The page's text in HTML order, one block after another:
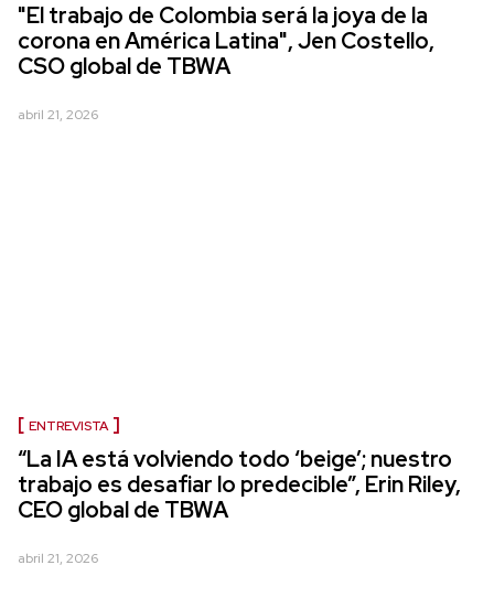
"El trabajo de Colombia será la joya de la
corona en América Latina", Jen Costello,
CSO global de TBWA
abril 21, 2026
ENTREVISTA
“La IA está volviendo todo ‘beige’; nuestro
trabajo es desafiar lo predecible”, Erin Riley,
CEO global de TBWA
abril 21, 2026